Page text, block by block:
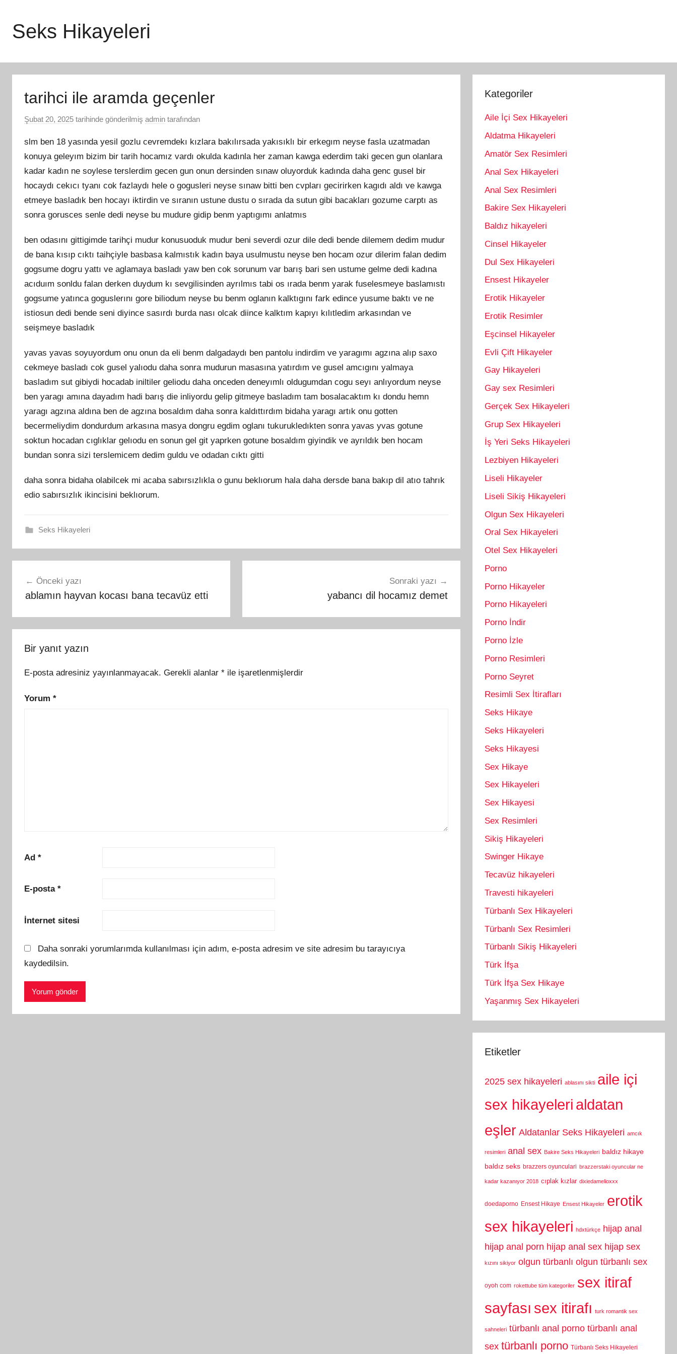
Seks Hikayeleri
tarihci ile aramda geçenler
Şubat 20, 2025 tarihinde gönderilmiş admin tarafından
slm ben 18 yasında yesil gozlu cevremdekı kızlara bakılırsada yakısıklı bir erkegım neyse fasla uzatmadan
konuya geleyım bizim bir tarih hocamız vardı okulda kadınla her zaman kawga ederdim taki gecen gun olanlara
kadar kadın ne soylese terslerdim gecen gun onun dersinden sınaw oluyorduk kadında daha genc gusel bir
hocaydı cekıcı tyanı cok fazlaydı hele o gogusleri neyse sınaw bitti ben cvpları gecirirken kagıdı aldı ve kawga
etmeye basladık ben hocayı iktirdin ve sıranın ustune dustu o sırada da sutun gibi bacakları gozume carptı as
sonra gorusces senle dedi neyse bu mudure gidip benm yaptıgımı anlatmıs
ben odasını gittigimde tarihçi mudur konusuoduk mudur beni severdi ozur dile dedi bende dilemem dedim mudur
de bana kısıp cıktı taihçiyle basbasa kalmıstık kadın baya usulmustu neyse ben hocam ozur dilerim falan dedim
gogsume dogru yattı ve aglamaya basladı yaw ben cok sorunum var barış bari sen ustume gelme dedi kadına
acıduım sonldu falan derken duydum kı sevgilisinden ayrılmıs tabi os ırada benm yarak fuselesmeye baslamıstı
gogsume yatınca goguslerını gore biliodum neyse bu benm oglanın kalktıgını fark edince yusume baktı ve ne
istiosun dedi bende seni diyince sasırdı burda nası olcak diince kalktım kapıyı kılıtledim arkasından ve
seişmeye basladık
yavas yavas soyuyordum onu onun da eli benm dalgadaydı ben pantolu indirdim ve yaragımı agzına alıp saxo
cekmeye basladı cok gusel yalıodu daha sonra mudurun masasına yatırdım ve gusel amcıgını yalmaya
basladım sut gibiydi hocadab iniltiler geliodu daha onceden deneyımlı oldugumdan cogu seyı anlıyordum neyse
ben yaragı amına dayadım hadi barış die inliyordu gelip gitmeye basladım tam bosalacaktım kı dondu hemn
yaragı agzına aldına ben de agzına bosaldım daha sonra kaldıttırdım bidaha yaragı artık onu gotten
becermeliydim dondurdum arkasına masya dongru egdim oglanı tukurukledıkten sonra yavas yvas gotune
soktun hocadan cıglıklar gelıodu en sonun gel git yaprken gotune bosaldım giyindik ve ayrıldık ben hocam
bundan sonra sizi terslemicem dedim guldu ve odadan cıktı gitti
daha sonra bidaha olabilcek mi acaba sabırsızlıkla o gunu beklıorum hala daha dersde bana bakıp dil atıo tahrık
edio sabırsızlık ikincisini beklıorum.
Seks Hikayeleri
gezinmesi
Önceki yazı
ablamın hayvan kocası bana tecavüz etti
Sonraki yazı
yabancı dil hocamız demet
Bir yanıt yazın
E-posta adresiniz yayınlanmayacak. Gerekli alanlar * ile işaretlenmişlerdir
Yorum *
Ad *
E-posta *
İnternet sitesi
Daha sonraki yorumlarımda kullanılması için adım, e-posta adresim ve site adresim bu tarayıcıya
kaydedilsin.
Kategoriler
Aile İçi Sex Hikayeleri
Aldatma Hikayeleri
Amatör Sex Resimleri
Anal Sex Hikayeleri
Anal Sex Resimleri
Bakire Sex Hikayeleri
Baldız hikayeleri
Cinsel Hikayeler
Dul Sex Hikayeleri
Ensest Hikayeler
Erotik Hikayeler
Erotik Resimler
Eşcinsel Hikayeler
Evli Çift Hikayeler
Gay Hikayeleri
Gay sex Resimleri
Gerçek Sex Hikayeleri
Grup Sex Hikayeleri
İş Yeri Seks Hikayeleri
Lezbiyen Hikayeleri
Liseli Hikayeler
Liseli Sikiş Hikayeleri
Olgun Sex Hikayeleri
Oral Sex Hikayeleri
Otel Sex Hikayeleri
Porno
Porno Hikayeler
Porno Hikayeleri
Porno İndir
Porno İzle
Porno Resimleri
Porno Seyret
Resimli Sex İtirafları
Seks Hikaye
Seks Hikayeleri
Seks Hikayesi
Sex Hikaye
Sex Hikayeleri
Sex Hikayesi
Sex Resimleri
Sikiş Hikayeleri
Swinger Hikaye
Tecavüz hikayeleri
Travesti hikayeleri
Türbanlı Sex Hikayeleri
Türbanlı Sex Resimleri
Türbanlı Sikiş Hikayeleri
Türk İfşa
Türk İfşa Sex Hikaye
Yaşanmış Sex Hikayeleri
Etiketler
2025 sex hikayeleri ablasını sikti aile içi
sex hikayeleri aldatan
eşler Aldatanlar Seks Hikayeleri amcık
resimleri anal sex Bakire Seks Hikayeleri baldız hikaye
baldız seks brazzers oyunculari brazzerstaki oyuncular ne
kadar kazanıyor 2018 cıplak kızlar dixiedamelioxxx
doedaporno Ensest Hikaye Ensest Hikayeler erotik
sex hikayeleri hdxtürkçe hijap anal
hijap anal porn hijap anal sex hijap sex
kızını sikiyor olgun türbanlı olgun türbanlı sex
oyoh com rokettube tüm kategoriler sex itiraf
sayfası sex itirafı turk romantik sex
sahneleri türbanlı anal porno türbanlı anal
sex türbanlı porno Türbanlı Seks Hikayeleri